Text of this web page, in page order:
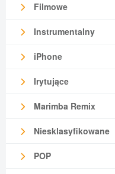
Filmowe
Instrumentalny
iPhone
Irytujące
Marimba Remix
Niesklasyfikowane
POP